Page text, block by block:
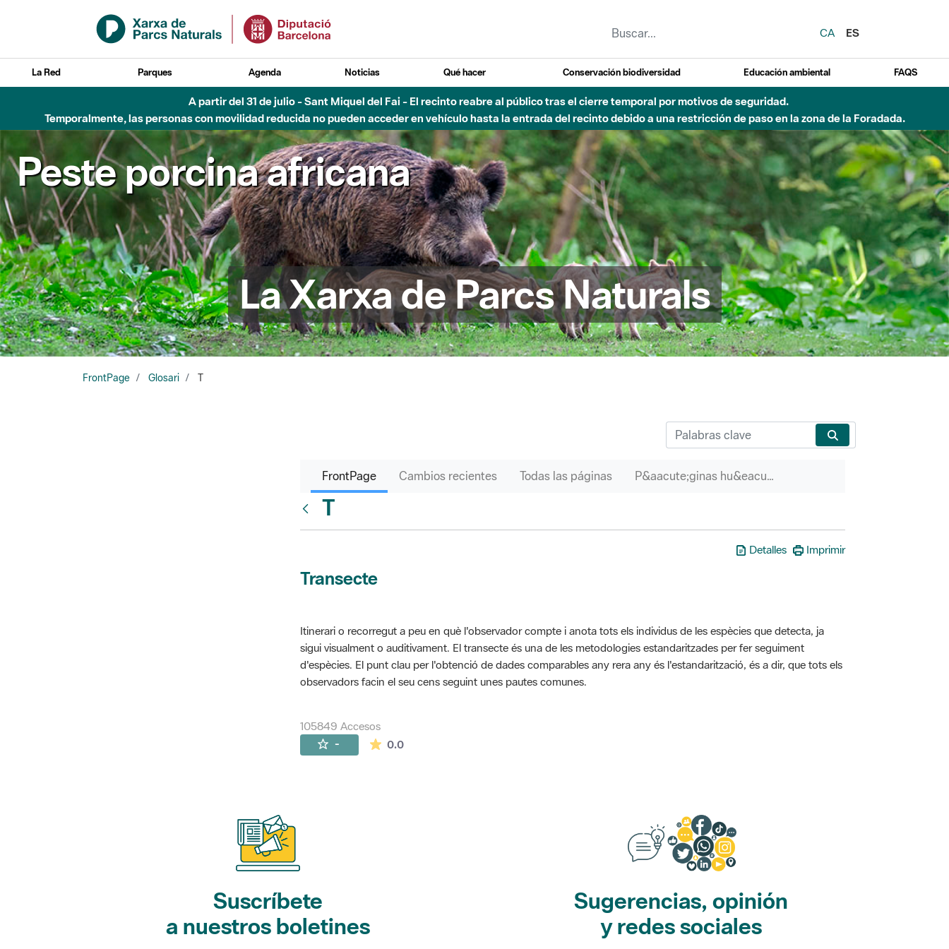
Saltar al contenido principal
CA
ES
La Red Parques Agenda Noticias Qué hacer Conservación biodiversidad Educación ambiental FAQS
A partir del 31 de julio - Sant Miquel del Fai - El recinto reabre al público tras el cierre temporal por motivos de seguridad.
Temporalmente, las personas con movilidad reducida no pueden acceder en vehículo hasta la entrada del recinto debido a una restricción de paso en la zona de la Foradada.
Peste porcina africana
La Xarxa de Parcs Naturals
FrontPage Glosari T
FrontPage Cambios recientes Todas las páginas P&aacute;ginas hu&eacute;rfanas
T
Detalles Imprimir
Transecte
Itinerari o recorregut a peu en què l'observador compte i anota tots els individus de les espècies que detecta, ja
sigui visualment o auditivament. El transecte és una de les metodologies estandaritzades per fer seguiment
d'espècies. El punt clau per l'obtenció de dades comparables any rera any és l'estandarització, és a dir, que tots els
observadors facin el seu cens seguint unes pautes comunes.
105849 Accesos
- 0.0La valoración media es de 0 estrellas de 5.
Suscríbete
a nuestros boletines
Sugerencias, opinión
y redes sociales